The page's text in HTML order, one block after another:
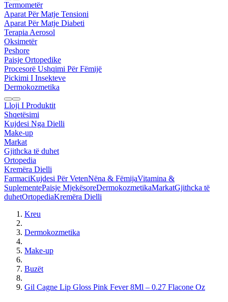
Termometër
Aparat Për Matje Tensioni
Aparat Për Matje Diabeti
Terapia Aerosol
Oksimetër
Peshore
Paisje Ortopedike
Procesorë Ushqimi Për Fëmijë
Pickimi I Insekteve
Dermokozmetika
Lloji I Produktit
Shqetësimi
Kujdesi Nga Dielli
Make-up
Markat
Gjithcka të duhet
Ortopedia
Kremëra Dielli
FarmaciKujdesi Për VetenNëna & FëmijaVitamina &
SuplementePaisje MjekësoreDermokozmetikaMarkatGjithcka të
duhetOrtopediaKremëra Dielli
Kreu
Dermokozmetika
Make-up
Buzët
Gil Cagne Lip Gloss Pink Fever 8Ml – 0.27 Flacone Oz